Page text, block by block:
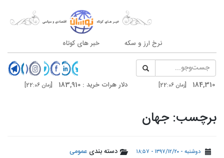
نرخ ارز و سکه خبر های کوتاه
دلار هرات خرید : 183,910 [زمان 22:06]
سکه امامی : 187,000
برچسب: جهان
دوشنبه - ۱۳۹۷/۱۲/۲۰ - ۱۸:۵۷ دسته بندی عمومی